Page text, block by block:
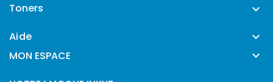
Toners 
Aide 
MON ESPACE 